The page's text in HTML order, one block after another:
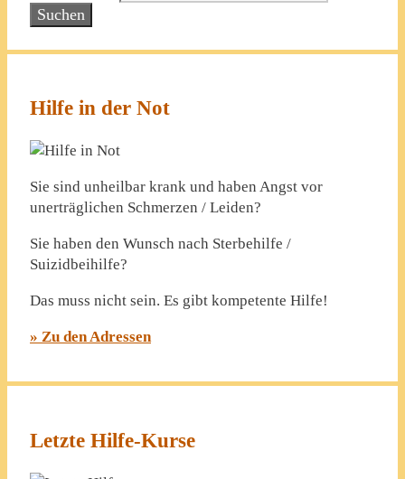
Hilfe in der Not
Sie sind unheilbar krank und haben Angst vor
unerträglichen Schmerzen / Leiden?
Sie haben den Wunsch nach Sterbehilfe /
Suizidbeihilfe?
Das muss nicht sein. Es gibt kompetente Hilfe!
» Zu den Adressen
Letzte Hilfe-Kurse